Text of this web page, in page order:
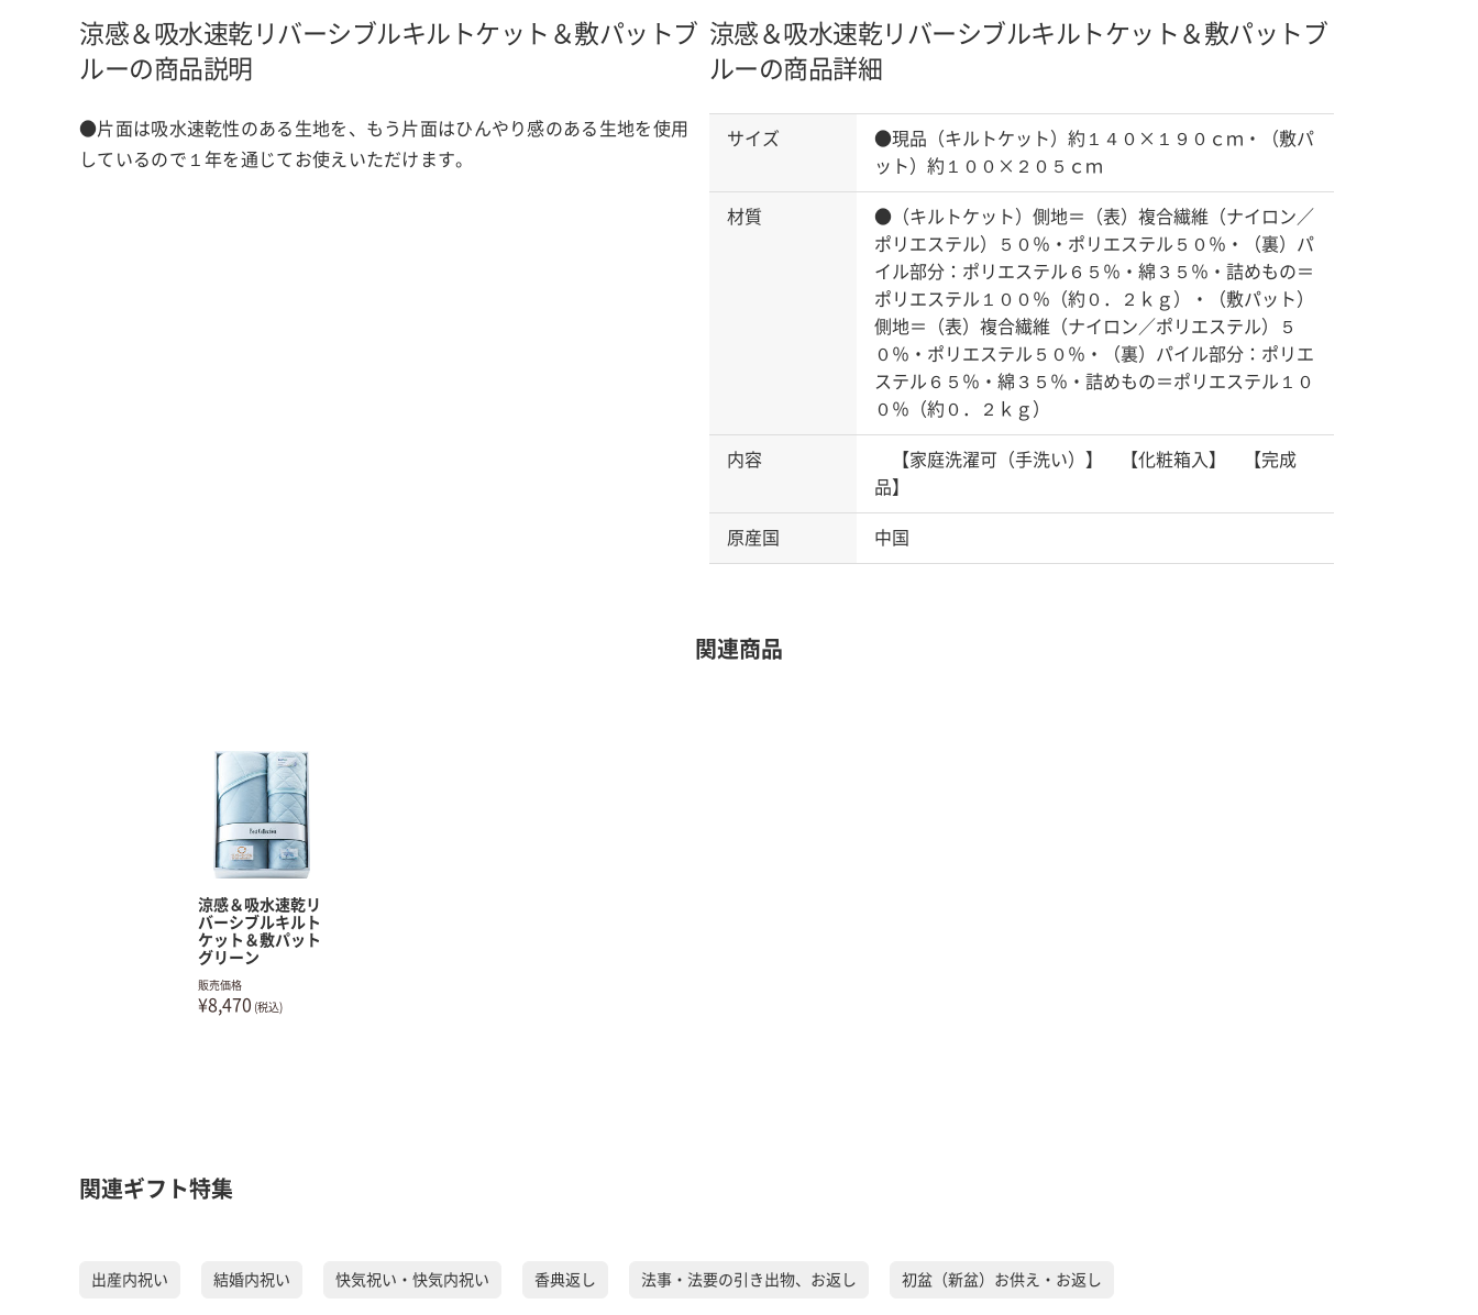
涼感＆吸水速乾リバーシブルキルトケット＆敷パット ブ
ルーの商品説明
●片面は吸水速乾性のある生地を、もう片面はひんやり感のある生地を使用
しているので１年を通じてお使えいただけます。
涼感＆吸水速乾リバーシブルキルトケット＆敷パット ブ
ルーの商品詳細
サイズ
●現品（キルトケット）約１４０×１９０ｃｍ・（敷パ
ット）約１００×２０５ｃｍ
材質
●（キルトケット）側地＝（表）複合繊維（ナイロン／
ポリエステル）５０％・ポリエステル５０％・（裏）パ
イル部分：ポリエステル６５％・綿３５％・詰めもの＝
ポリエステル１００％（約０．２ｋｇ）・（敷パット）
側地＝（表）複合繊維（ナイロン／ポリエステル）５
０％・ポリエステル５０％・（裏）パイル部分：ポリエ
ステル６５％・綿３５％・詰めもの＝ポリエステル１０
０％（約０．２ｋｇ）
内容
【家庭洗濯可（手洗い）】 【化粧箱入】 【完成
品】
原産国 中国
関連商品
涼感＆吸水速乾リ
バーシブルキルト
ケット＆敷パット
グリーン
販売価格
¥8,470 (税込)
関連ギフト特集
出産内祝い 結婚内祝い 快気祝い・快気内祝い 香典返し 法事・法要の引き出物、お返し 初盆（新盆）お供え・お返し